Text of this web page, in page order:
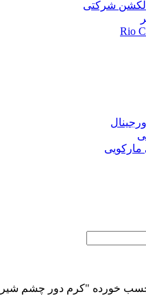
شرکتی
خورده "کرم دور چشم شیر